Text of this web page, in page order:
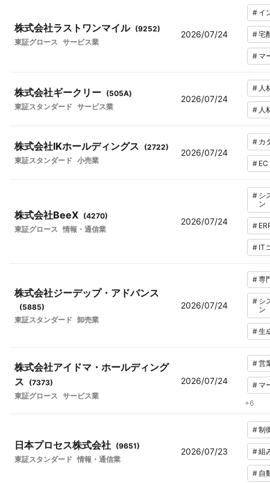
株式会社ラストワンマイル (9252)
東証グロース サービス業
2026/07/24
# イ
#宅
# マ
株式会社ギークリー (505A)
東証スタンダード サービス業
2026/07/24
# 人
# 人
株式会社IKホールディングス (2722)
東証スタンダード 小売業
2026/07/24
# カ
#
株式会社BeeX (4270)
東証グロース 情報・通信業
2026/07/24
# シ
ン
#
# IT
株式会社ジーデップ・アドバンス
(5885)
東証スタンダード 卸売業
2026/07/24
#専
# シ
ン
#生
株式会社アイドマ・ホールディング
ス
(7373)
東証グロース サービス業
2026/07/24
#営
# マ
+6
日本プロセス株式会社 (9651)
東証スタンダード 情報・通信業
2026/07/23
#制
#組
# 自